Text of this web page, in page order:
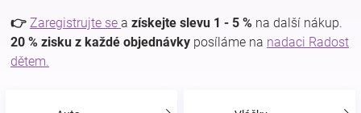
a
kojenecká
👉 Zaregistrujte se a získejte slevu 1 - 5 % na další nákup.
20 % zisku z každé objednávky posíláme na nadaci Radost
dětem.